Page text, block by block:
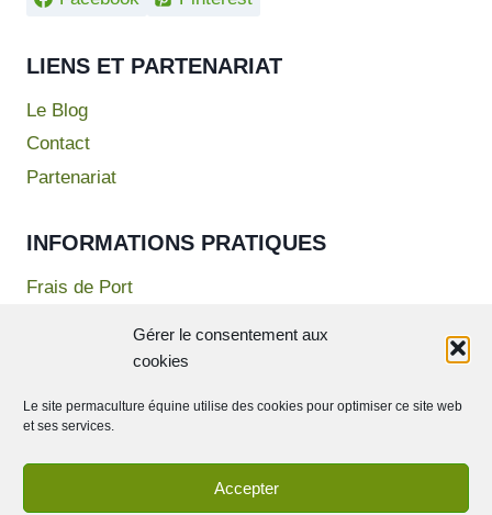
Gérer le consentement aux
cookies
Le site permaculture équine utilise des cookies pour optimiser ce site web
et ses services.
Accepter
LIENS ET PARTENARIAT
Le Blog
Contact
Partenariat
INFORMATIONS PRATIQUES
Frais de Port
Politique de confidentialité
© 2026 Permaculture Equine - Theme WordPress par